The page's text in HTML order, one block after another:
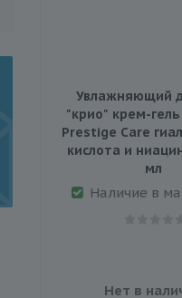
Увлажняющий
"крио" крем-
Prestige Care
кислота и
мл
Наличие в
Нет в